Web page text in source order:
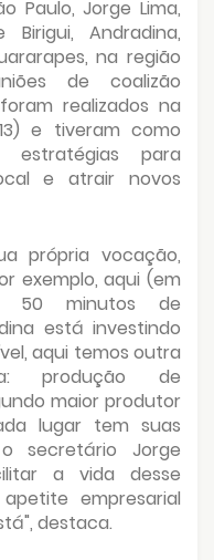
Paulo, Jorge Lima,
Andradina,
na região
de coalizão
realizados na
e tiveram como
estratégias para
e atrair novos
própria vocação,
exemplo, aqui (em
50 minutos de
está investindo
aqui temos outra
produção de
maior produtor
lugar tem suas
secretário Jorge
a vida desse
empresarial
destaca.